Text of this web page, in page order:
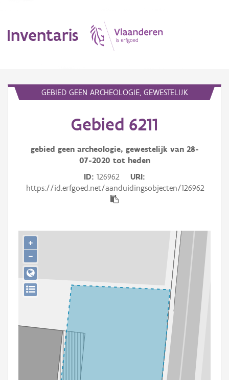
Inventaris
Aanduidingsobject
Thema
Persoon of collectief
Downloads
Hergebruik
GEBIED GEEN ARCHEOLOGIE, GEWESTELIJK
Gebied 6211
gebied geen archeologie, gewestelijk van 28-
07-2020 tot heden
ID 126962
URI
https://id.erfgoed.net/aanduidingsobjecten/126962
+
−